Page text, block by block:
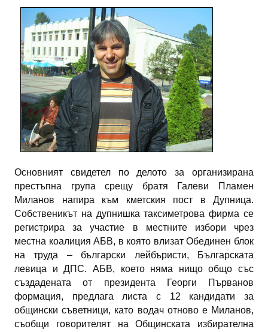
Основният свидетел по делото за организирана
престъпна група срещу братя Галеви Пламен
Миланов напира към кметския пост в Дупница.
Собственикът на дупнишка таксиметрова фирма се
регистрира за участие в местните избори чрез
местна коалиция АБВ, в която влизат Обединен блок
на труда – български лейбъристи, Българската
левица и ДПС. АБВ, което няма нищо общо със
създадената от президента Георги Първанов
формация, предлага листа с 12 кандидати за
общински съветници, като водач отново е Миланов,
съобщи говорителят на Общинската избирателна